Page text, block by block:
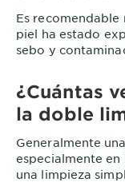
Es
piel ha estado
sebo y
¿Cuántas
la doble
Generalmente
especialmente en
una limpieza